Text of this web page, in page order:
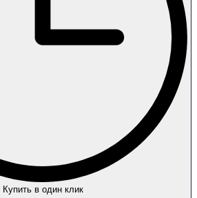
Купить в один клик